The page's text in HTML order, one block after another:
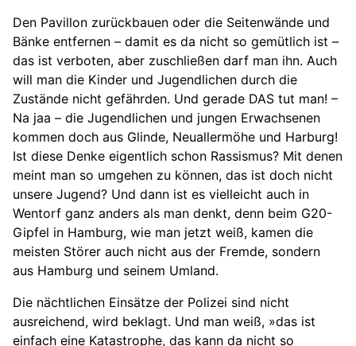
Den Pavillon zurückbauen oder die Seitenwände und
Bänke entfernen – damit es da nicht so gemütlich ist –
das ist verboten, aber zuschließen darf man ihn. Auch
will man die Kinder und Jugendlichen durch die
Zustände nicht gefährden. Und gerade DAS tut man! –
Na jaa – die Jugendlichen und jungen Erwachsenen
kommen doch aus Glinde, Neuallermöhe und Harburg!
Ist diese Denke eigentlich schon Rassismus? Mit denen
meint man so umgehen zu können, das ist doch nicht
unsere Jugend? Und dann ist es vielleicht auch in
Wentorf ganz anders als man denkt, denn beim G20-
Gipfel in Hamburg, wie man jetzt weiß, kamen die
meisten Störer auch nicht aus der Fremde, sondern
aus Hamburg und seinem Umland.
Die nächtlichen Einsätze der Polizei sind nicht
ausreichend, wird beklagt. Und man weiß, »das ist
einfach eine Katastrophe, das kann da nicht so